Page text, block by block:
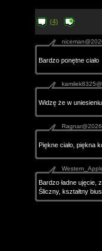
(4)
Bardzo ponętne ciało
Widzę że w
Piękne ciało, piękna
Bardzo ładne ujęcie,
Śliczny, kształtny